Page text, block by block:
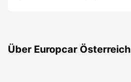
Über Europcar Österreich